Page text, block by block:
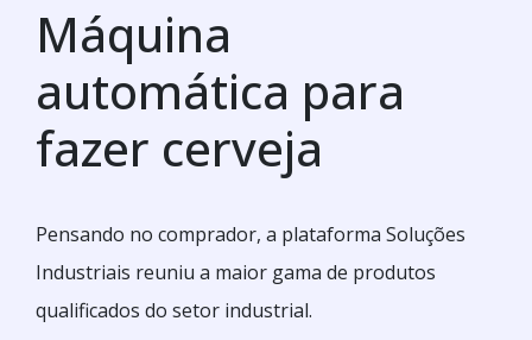
Máquina
automática para
fazer cerveja
Pensando no comprador, a plataforma Soluções
Industriais reuniu a maior gama de produtos
qualificados do setor industrial.